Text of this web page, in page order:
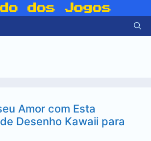
dos Jogos
Amor com Esta
Desenho Kawaii para